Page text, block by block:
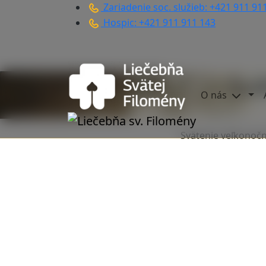
Zariadenie soc. služieb: +421 911
Hospic: +421 911 911 143
O nás
Svätenie